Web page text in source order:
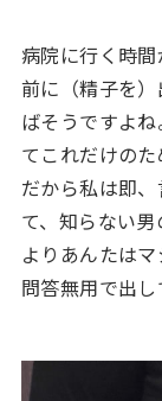
病院に行く時
前に（精子を
ばそうですよ
てこれだけの
だから私は即
て、知らない
よりあんたは
問答無用で出し